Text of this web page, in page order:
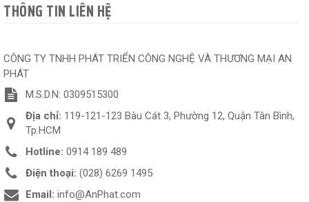
THÔNG TIN LIÊN HỆ
CÔNG TY TNHH PHÁT TRIỂN CÔNG NGHỆ VÀ THƯƠNG MẠI AN
PHÁT
M.S.D.N: 0309515300
Địa chỉ: 119-121-123 Bàu Cát 3, Phường 12, Quận Tân Bình,
Tp.HCM
Hotline: 0914 189 489
Điện thoại: (028) 6269 1495
Email: info@AnPhat.com